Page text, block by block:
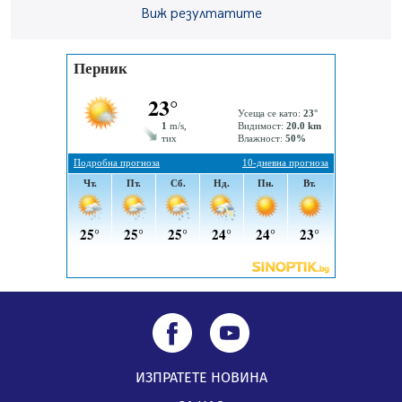
Новите влакове снабдени с климатик и Wi-Fi връзка
04.08.2026, 14:24
мост на "Струма"
04.08.2026, 12:08
Най-чаканият ремонт в Перник започва този петък
04.08.2026, 09:11
Виж резултатите
ИЗПРАТЕТЕ НОВИНА